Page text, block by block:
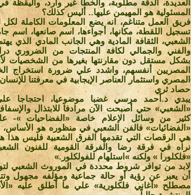
العديدة، الدقة مطلوبة، والخطأ غير وارد، واليقظة
المسئولية هو المهيمن عليها.. أليس كذلك؟
فريق العمل متناغم، انه يضع المعلومات الكاملة لكل
تسجيل اللقطة، مكانها، أجواءها، اسم صانعها، اسم
الشعبي، الثقافة المادية وهي الجانب المادي الذي
والفني والجمالي لكافة المنتجات من الضروري
بشكل مستقل دون مقارنتها بغيرها من الشخصيات
المصريين أنفسهم، واشدد علي ضرورة استخراج
المصري واستثمار العناصر الإيجابية في معرفتنا
حصاد ثري
يبدي د.أحمد مرسي غضبا موضوعيا، احتجاجا
«الشعبي» حتي أصبحت الآن مرادفا للابتذال
كثير من وسائل الإعلام خاصة «الفضاحيات »-
«الفضائيات» فالفن الشعبي في منظوره هو
هي الرقصات التي تقدمها الفرق الشعبية فليس هذا
نراه في فرقة رضا والفرقة القومية للفنون
«فلكلورا » ولكنه »استلهام للفولكلور«.
لابد من توافر شروط محددة في الموروث الشعبي
أن يعبر عن رؤية أو حالة جماعية ومؤلفه مجهول
مصطلح «أغاني فلكلورية» علي ما أطلق عليه